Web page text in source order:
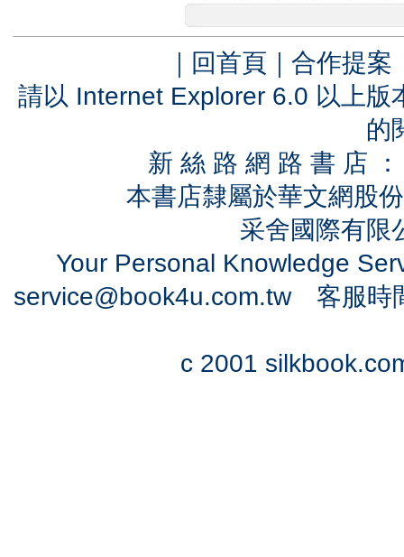
｜ 回首頁 ｜ 合作提案
請以 Internet Explorer 6.0 以上
的
新 絲 路 網 路 書 店
本書店隸屬於華文網股
采舍國際有
Your Personal Knowledge
service@book4u.com.tw客服時
c 2001